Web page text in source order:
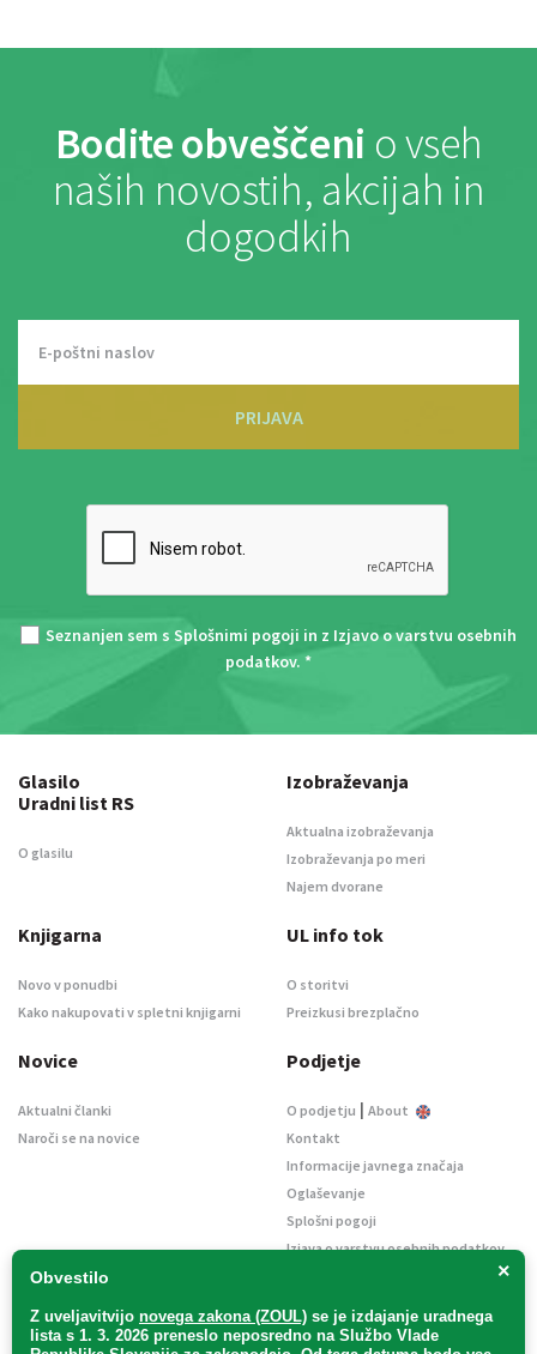
Bodite obveščeni o vseh
naših novostih, akcijah in
dogodkih
PRIJAVA
Seznanjen sem s Splošnimi pogoji in z Izjavo o varstvu osebnih
podatkov. *
×
Obvestilo
Z uveljavitvijo novega zakona (ZOUL) se je izdajanje uradnega
lista s 1. 3. 2026 preneslo neposredno na Službo Vlade
Glasilo
Uradni list RS
O glasilu
Izobraževanja
Aktualna izobraževanja
Izobraževanja po meri
Najem dvorane
Knjigarna
Novo v ponudbi
Kako nakupovati v spletni knjigarni
UL info tok
O storitvi
Preizkusi brezplačno
Novice
Aktualni članki
Naroči se na novice
Podjetje
O podjetju | About
Kontakt
Informacije javnega značaja
Oglaševanje
Splošni pogoji
Izjava o varstvu osebnih podatkov